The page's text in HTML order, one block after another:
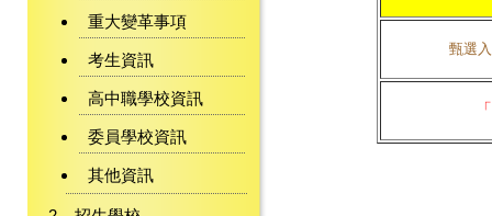
重大變革事項
考生資訊
高中職學校資訊
委員學校資訊
其他資訊
甄選